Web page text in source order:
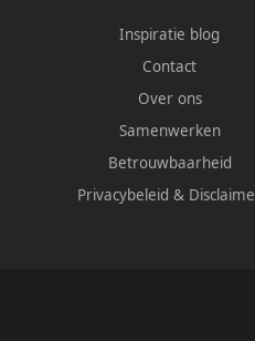
Inspiratie blog
Contact
Over ons
Samenwerken
Betrouwbaarheid
Privacybeleid &